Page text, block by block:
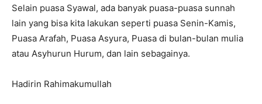
Selain puasa Syawal, ada banyak puasa-puasa sunnah
lain yang bisa kita lakukan seperti puasa Senin-Kamis,
Puasa Arafah, Puasa Asyura, Puasa di bulan-bulan mulia
atau Asyhurun Hurum, dan lain sebagainya.
Hadirin Rahimakumullah